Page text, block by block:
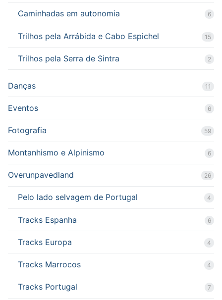
Caminhadas em autonomia 6
Trilhos pela Arrábida e Cabo Espichel 15
Trilhos pela Serra de Sintra 2
Danças 11
Eventos 6
Fotografia 59
Montanhismo e Alpinismo 6
Overunpavedland 26
Pelo lado selvagem de Portugal 4
Tracks Espanha 6
Tracks Europa 4
Tracks Marrocos 4
Tracks Portugal 7